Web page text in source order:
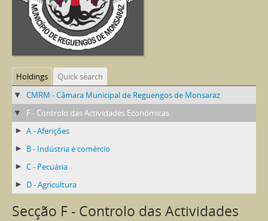
Holdings
Quick search
CMRM - Câmara Municipal de Reguengos de Monsaraz
F - Controlo das Actividades Económicas
A - Aferições
B - Indústria e comércio
C - Pecuária
D - Agricultura
Secção F - Controlo das Actividades